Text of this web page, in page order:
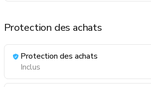
Protection des achats
Protection des achats
Inclus